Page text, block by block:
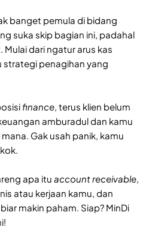
banget pemula di bidang
suka skip bagian ini, padahal
dari ngatur arus kas
penagihan yang
finance, terus klien belum
amburadul dan kamu
Gak usah panik, kamu
apa itu account receivable,
atau kerjaan kamu, dan
makin paham. Siap? MinDi